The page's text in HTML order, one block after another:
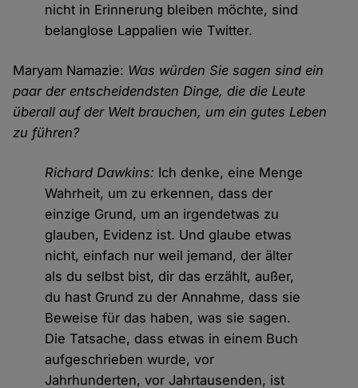
nicht in Erinnerung bleiben möchte, sind
belanglose Lappalien wie Twitter.
Maryam Namazie: Was würden Sie sagen sind ein
paar der entscheidendsten Dinge, die die Leute
überall auf der Welt brauchen, um ein gutes Leben
zu führen?
Richard Dawkins: Ich denke, eine Menge
Wahrheit, um zu erkennen, dass der
einzige Grund, um an irgendetwas zu
glauben, Evidenz ist. Und glaube etwas
nicht, einfach nur weil jemand, der älter
als du selbst bist, dir das erzählt, außer,
du hast Grund zu der Annahme, dass sie
Beweise für das haben, was sie sagen.
Die Tatsache, dass etwas in einem Buch
aufgeschrieben wurde, vor
Jahrhunderten, vor Jahrtausenden, ist